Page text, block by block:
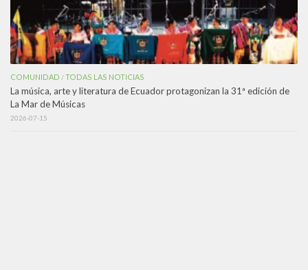
COMUNIDAD /TODAS LAS NOTICIAS
La música, arte y literatura de Ecuador protagonizan la 31ª edición de
La Mar de Músicas
2026-07-15